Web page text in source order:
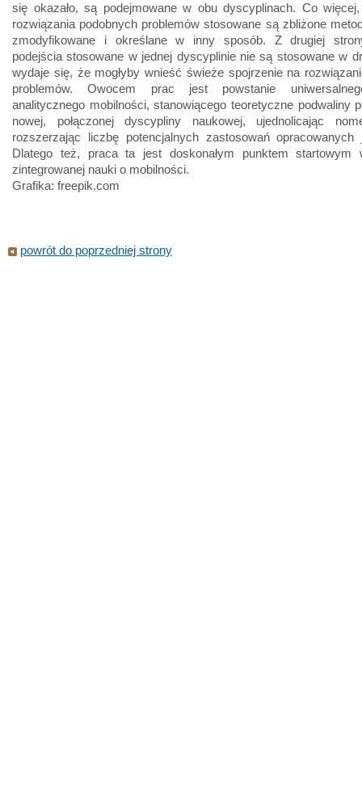
się okazało, są podejmowane w obu dyscyplinach. Co
rozwiązania podobnych problemów stosowane są zbliżone
zmodyfikowane i określane w inny sposób. Z drugiej
podejścia stosowane w jednej dyscyplinie nie są stosowane w
wydaje się, że mogłyby wnieść świeże spojrzenie na
problemów. Owocem prac jest powstanie
analitycznego mobilności, stanowiącego teoretyczne podwaliny
nowej, połączonej dyscypliny naukowej, ujednolicając
rozszerzając liczbę potencjalnych zastosowań opracowanych
Dlatego też, praca ta jest doskonałym punktem startowym
zintegrowanej nauki o mobilności.
Grafika: freepik.com
powrót do poprzedniej strony